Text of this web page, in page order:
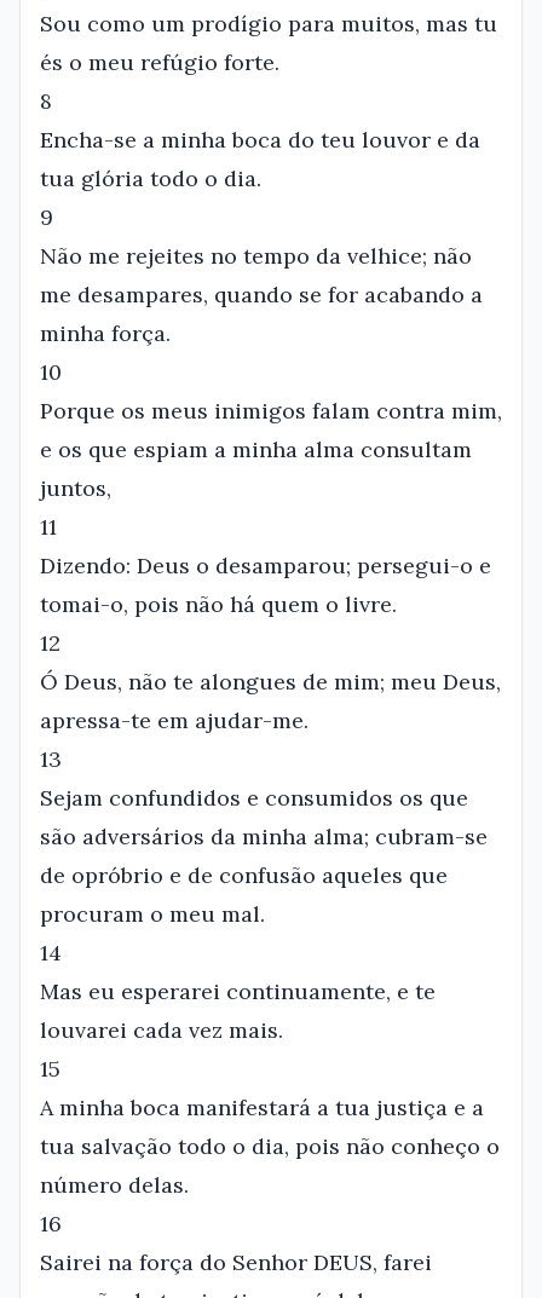
Sou como um prodígio para muitos, mas tu
és o meu refúgio forte.
8
Encha-se a minha boca do teu louvor e da
tua glória todo o dia.
9
Não me rejeites no tempo da velhice; não
me desampares, quando se for acabando a
minha força.
10
Porque os meus inimigos falam contra mim,
e os que espiam a minha alma consultam
juntos,
11
Dizendo: Deus o desamparou; persegui-o e
tomai-o, pois não há quem o livre.
12
Ó Deus, não te alongues de mim; meu Deus,
apressa-te em ajudar-me.
13
Sejam confundidos e consumidos os que
são adversários da minha alma; cubram-se
de opróbrio e de confusão aqueles que
procuram o meu mal.
14
Mas eu esperarei continuamente, e te
louvarei cada vez mais.
15
A minha boca manifestará a tua justiça e a
tua salvação todo o dia, pois não conheço o
número delas.
16
Sairei na força do Senhor DEUS, farei